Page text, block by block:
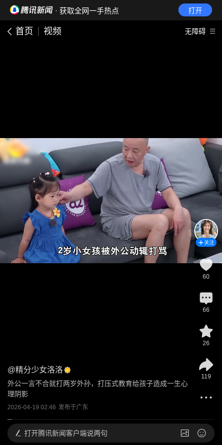
· 获取全网一手热点 打开
首页 视频 无障碍
@精分少女洛洛
外公一言不合就打两岁外孙，打压式教育给孩子造成一生心
理阴影
2026-04-19 02:46 发布于广东
关注
60
66
26
119
打开腾讯新闻客户端说两句